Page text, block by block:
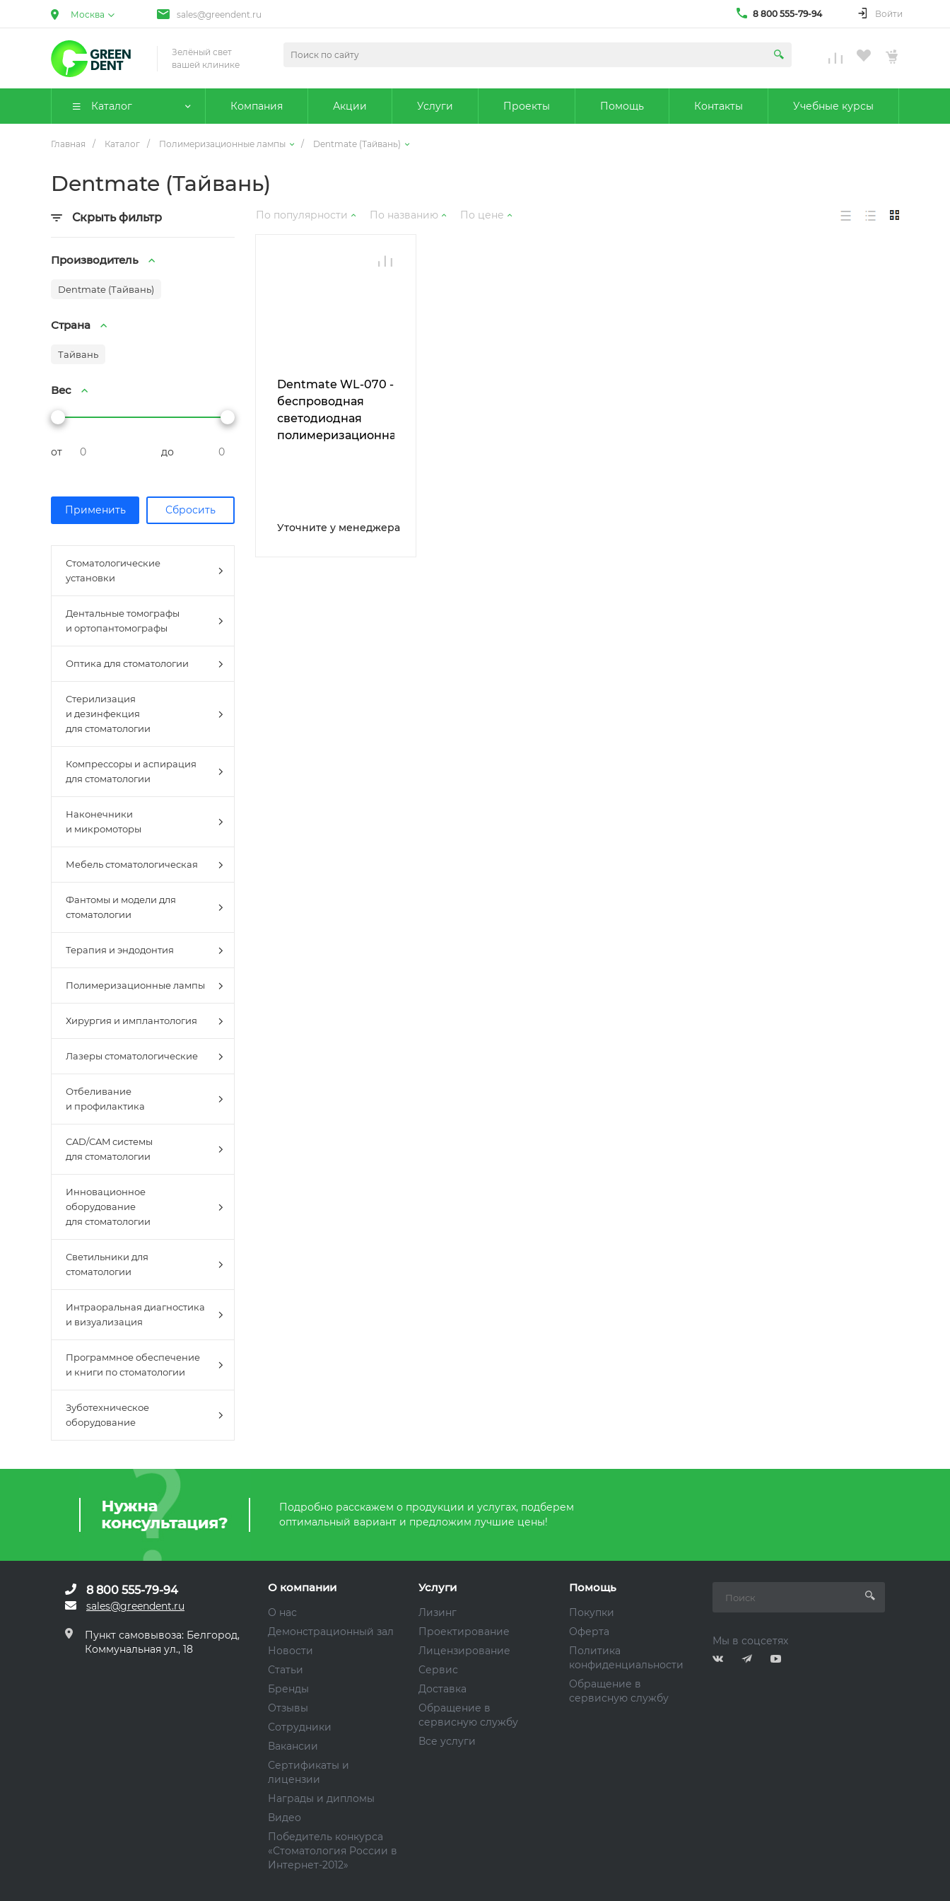
Москва sales@greendent.ru 8 800 555-79-94 Войти
Зелёный свет
вашей клинике
Каталог Компания Акции Услуги Проекты Помощь Контакты Учебные курсы
Главная / Каталог / Полимеризационные лампы / Dentmate (Тайвань)
Dentmate (Тайвань)
Скрыть фильтр
Производитель
Dentmate (Тайвань)
Страна
Тайвань
Вес
от до
Стоматологические
установки
Дентальные томографы
и ортопантомографы
Оптика для стоматологии
Стерилизация
и дезинфекция
для стоматологии
Компрессоры и аспирация
для стоматологии
Наконечники
и микромоторы
Мебель стоматологическая
Фантомы и модели для
стоматологии
Терапия и эндодонтия
Полимеризационные лампы
Хирургия и имплантология
Лазеры стоматологические
Отбеливание
и профилактика
CAD/CAM системы
для стоматологии
Инновационное
оборудование
для стоматологии
Светильники для
стоматологии
Интраоральная диагностика
и визуализация
Программное обеспечение
и книги по стоматологии
Зуботехническое
оборудование
По популярности По названию По цене
Dentmate WL-070 -
беспроводная
светодиодная
полимеризационная
Уточните у менеджера
Подробно расскажем о продукции и услугах, подберем
оптимальный вариант и предложим лучшие цены!
8 800 555-79-94
sales@greendent.ru
Пункт самовывоза: Белгород,
Коммунальная ул., 18
О компании
О нас
Демонстрационный зал
Новости
Статьи
Бренды
Отзывы
Сотрудники
Вакансии
Сертификаты и
лицензии
Награды и дипломы
Видео
Победитель конкурса
«Стоматология России в
Интернет-2012»
Услуги
Лизинг
Проектирование
Лицензирование
Сервис
Доставка
Обращение в
сервисную службу
Все услуги
Помощь
Покупки
Оферта
Политика
конфиденциальности
Обращение в
сервисную службу
Мы в соцсетях